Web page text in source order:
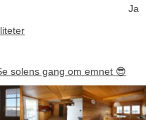
Ja
solens gang om emnet 😎